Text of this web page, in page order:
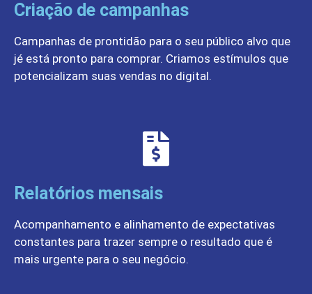
Criação de campanhas
Campanhas de prontidão para o seu público alvo que
jé está pronto para comprar. Criamos estímulos que
potencializam suas vendas no digital.
Relatórios mensais
Acompanhamento e alinhamento de expectativas
constantes para trazer sempre o resultado que é
mais urgente para o seu negócio.